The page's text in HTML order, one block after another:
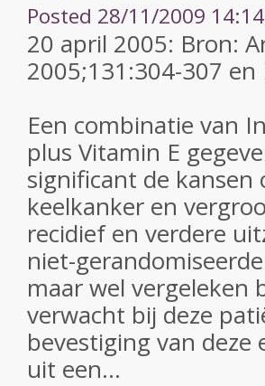
Posted 28/11/2009
20 april 2005: Bron:
2005;131:304-307 en
Een combinatie van
plus Vitamin E
significant de kansen
keelkanker en
recidief en verdere
niet-
maar wel
verwacht bij deze
bevestiging van deze
uit een...